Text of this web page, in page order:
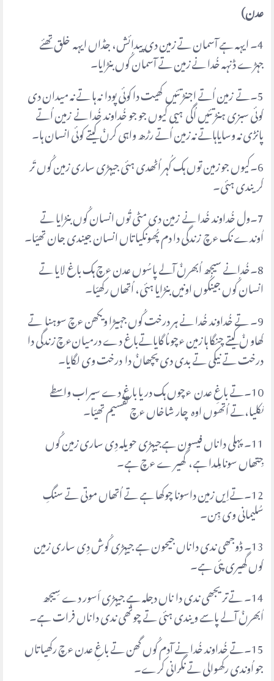
عدن)
4۔ ایہہ ہے آسمان تے زمین دی پیدائش، جڈاں ایہہ خلق تھئے
جہڑے ڈنہہ خُدا نے زمین تے آسمان کُوں بنڑایا۔
5۔تے زمین اُتے اجنڑ تئیں کھیت دا کوئی پودا نہ ہا تے نہ میدان دی
کوئی سبزی ہنڑ تئیں اُگی ہیی کیوں جو جو خُداوند خُدا نے زمین اُتے
پانڑی نہ وسایاہاتے نہ زمین اُتے رڑھ واہی کرݨ کیتے کوئی انسان ہا۔
6۔کیوں جو زمین توں ہک کُہر اُٹھدی ہئی جیہڑی ساری زمین کُوں تَر
کریندی ہئی۔
7۔ول خُداوند خُدا نے زمین دی مٹی تُوں انسان کُوں بنڑایا تے
اُوندے نک ءچ زندگی دا دم پُھونکیا تاں انسان جیندی جان تھیّا۔
8۔خُدانے سیجھ اُبھرݨ آلے پاسُوں عدن ءچ ہک باغ لایا تے
انسان کُوں جینکُوں اونیں بنڑایا ہئی، اُتھاں رکھیّا۔
9۔ تے خُداوند خُدا نے ہر درخت کُوں جہیڑا ویکھن ءچ سوہنا تے
کھاو ݨ کیتے چنگا ہا زمین ءچوںاُگایاتےباغ دے درمیانءچ زندگی دا
درخت تے نیکی تے بدی دی پچھاݨ دا درخت وی لگایا۔
10۔تے باغِ عدن ءچوں ہک دریا باغ دے سیراب واسطے
نکلیا،تے اُتھوں اوہ چار شاخاں ءچ تقسیم تھیّا۔
11۔ پہلی دا ناں فیسون ہےجیہڑی حویلہ دِی ساری زمین کُوں
جِتھاں سونا مِلدا ہے، گھیر ے ءچ ہے۔
12۔تےاِیں زمین داسونا چوکھا ہے تے اُتھاں موتی تے سنگِ
سُلیمانی وی ہِن۔
13۔ ڈوجھی ندی دا ناں جیحون ہے جیہڑی کُوش دِی ساری زمین
کُوں گھیری پئی ہے۔
14۔ تےتریجھی ندی دا ناں دجلہ ہے جیہڑی اَسور دے سِیجھ
اُبھرݨ آلے پاسے ویندی ہئی تے چوتھی ندی دا ناں فرات ہے۔
15۔تے خُداوند خُدا نے آدم کُوں گھن تے باغِ عدن ءچ رکھیا تاں
جو اُوندی رکھوالی تے نگرانی کرے۔